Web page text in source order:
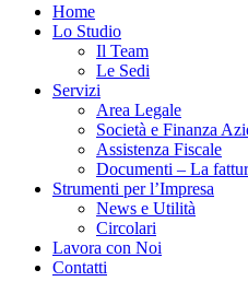
Home
Lo Studio
Il Team
Le Sedi
Servizi
Area Legale
Società e Finanza
Assistenza Fiscale
Documenti – La
Strumenti per l’Impresa
News e Utilità
Circolari
Lavora con Noi
Contatti